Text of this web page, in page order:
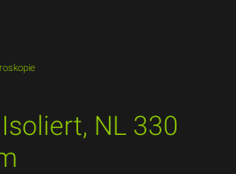
NL 330